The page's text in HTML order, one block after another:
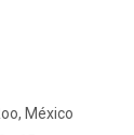
México